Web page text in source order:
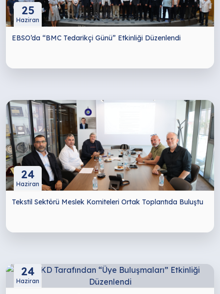
25
Haziran
EBSO’da “BMC Tedarikçi Günü” Etkinliği Düzenlendi
24
Haziran
Tekstil Sektörü Meslek Komiteleri Ortak Toplantıda Buluştu
24
Haziran